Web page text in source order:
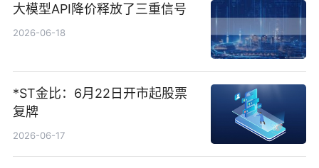
大模型API降价释放了三重信号
2026-06-18
*ST金比：6月22日开市起股票
复牌
2026-06-17